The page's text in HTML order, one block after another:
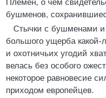
Племен, о чем
бушменов,
Стычки с бушменами и
большого ущерба
и охотничьих угодий
велась без особого
некоторое равновесие
приходом европейцев.